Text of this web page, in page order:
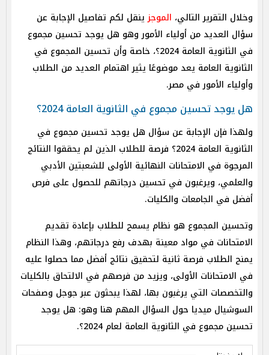
وخلال التقرير التالي، الموجزينقل لكم تفاصيل الإجابة عن
سؤال العديد من أولياء الأمور وهو هل يوجد تحسين مجموع
في الثانوية العامة 2024؟، خاصة وأن تحسين المجموع في
الثانوية العامة يعد موضوعًا يثير اهتمام العديد من الطلاب
وأولياء الأمور في مصر.
هل يوجد تحسين مجموع في الثانوية العامة 2024؟
ولهذا فإن الإجابة عن سؤال هل يوجد تحسين مجموع في
الثانوية العامة 2024؟ فرصة للطلاب الذين لم يحققوا النتائج
المرجوة في الامتحانات النهائية الأولى للشعبتين الأدبي
والعلمي، ويرغبون في تحسين درجاتهم للحصول على فرص
أفضل في الجامعات والكليات.
وتحسين المجموع هو نظام يسمح للطلاب بإعادة تقديم
الامتحانات في مواد معينة بهدف رفع درجاتهم، وهذا النظام
يمنح الطلاب فرصة ثانية لتحقيق نتائج أفضل مما حصلوا عليه
في الامتحانات الأولى، ويزيد من فرصهم في الالتحاق بالكليات
والتخصصات التي يرغبون بها، لهذا يبحثون عبر جوجل وصفحات
السوشيال ميديا حول السؤال المهم هنا وهو: هل يوجد
تحسين مجموع في الثانوية العامة لعام 2024؟.